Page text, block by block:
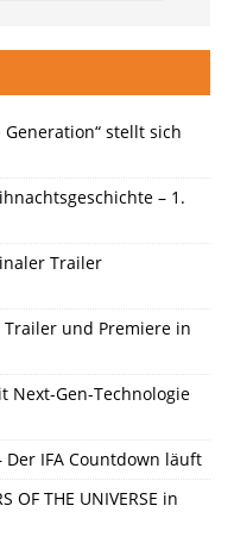
stellt sich
– 1.
Trailer
Trailer und Premiere in
Next-Gen-Technologie
IFA Countdown läuft
OF THE UNIVERSE in